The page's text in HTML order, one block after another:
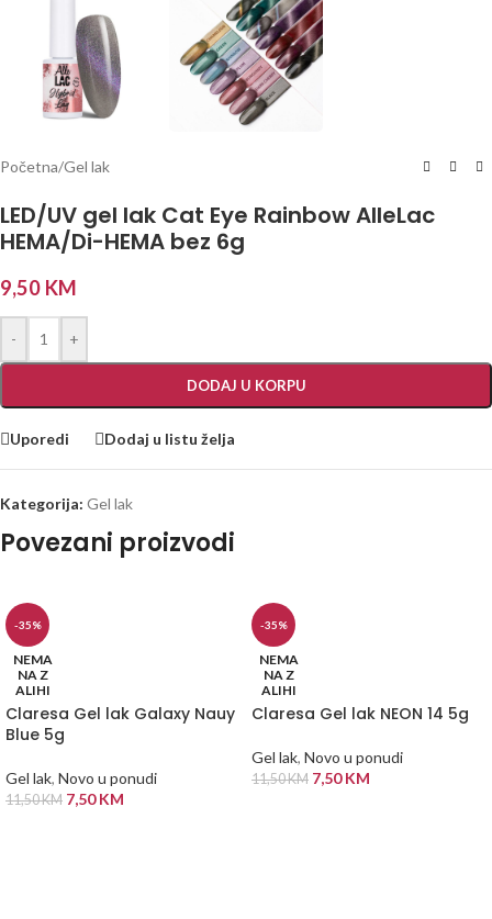
Početna/Gel lak
LED/UV gel lak Cat Eye Rainbow AlleLac
HEMA/Di-HEMA bez 6g
9,50 KM
- +
DODAJ U KORPU
Uporedi Dodaj u listu želja
Kategorija: Gel lak
Povezani proizvodi
-35%
NEMA
NA Z
ALIHI
Claresa Gel lak Galaxy Nauy
Blue 5g
Gel lak, Novo u ponudi
11,50KM 7,50KM
-35%
NEMA
NA Z
ALIHI
Claresa Gel lak NEON 14 5g
Gel lak, Novo u ponudi
11,50KM 7,50KM